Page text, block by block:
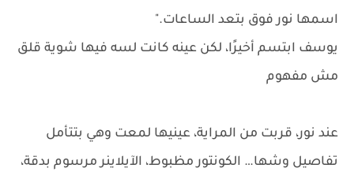
اسمها نور فوق بتعد الساعات."
يوسف ابتسم أخيرًا، لكن عينه كانت لسه فيها شوية قلق
مش مفهوم
عند نور، قربت من المراية، عينيها لمعت وهي بتتأمل
تفاصيل وشها… الكونتور مظبوط، الآيلاينر مرسوم بدقة،